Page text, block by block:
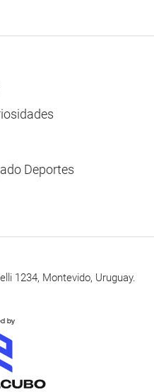
Deportes
1234, Montevido, Uruguay.